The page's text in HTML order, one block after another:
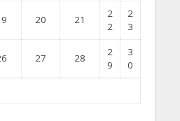
20 21
2
2
2
3
27 28
2
9
3
0